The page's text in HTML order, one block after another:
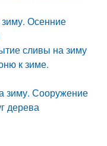
Осенние
сливы на зиму
к зиме.
зиму. Сооружение
дерева